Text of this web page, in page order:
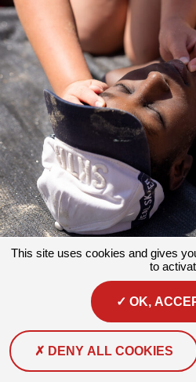
Apprendre à porter secours
Apprendre à porter secours (APS)
parcours éducatif pour les premiers...
This site uses cookies and gives
to
OK,
DENY ALL COOKIES